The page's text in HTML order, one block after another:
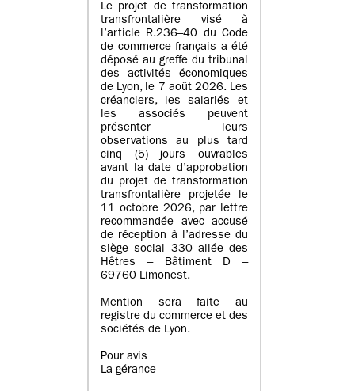
Le projet de transformation
transfrontalière visé à
l’article R.236–40 du Code
de commerce français a été
déposé au greffe du tribunal
des activités économiques
de Lyon, le 7 août 2026. Les
créanciers, les salariés et
les associés peuvent
présenter leurs
observations au plus tard
cinq (5) jours ouvrables
avant la date d’approbation
du projet de transformation
transfrontalière projetée le
11 octobre 2026, par lettre
recommandée avec accusé
de réception à l’adresse du
siège social 330 allée des
Hêtres – Bâtiment D –
69760 Limonest.
Mention sera faite au
registre du commerce et des
sociétés de Lyon.
Pour avis
La gérance